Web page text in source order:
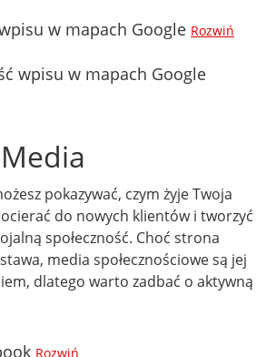
w mapach Google Rozwiń
wpisu w mapach Google
pokazywać, czym żyje Twoja
do nowych klientów i tworzyć
społeczność. Choć strona
media społecznościowe są jej
dlatego warto zadbać o aktywną